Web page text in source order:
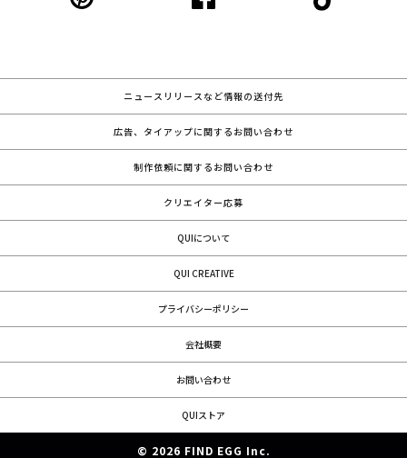
ニュースリリースなど情報の送付先
広告、タイアップに関するお問い合わせ
制作依頼に関するお問い合わせ
クリエイター応募
QUIについて
QUI CREATIVE
プライバシーポリシー
会社概要
お問い合わせ
QUIストア
© 2026 FIND EGG Inc.